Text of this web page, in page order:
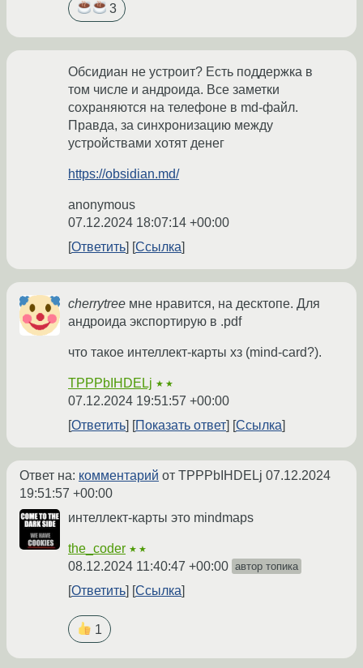
3
Обсидиан не устроит? Есть поддержка в
том числе и андроида. Все заметки
сохраняются на телефоне в md-файл.
Правда, за синхронизацию между
устройствами хотят денег
https://obsidian.md/
anonymous
07.12.2024 18:07:14 +00:00
Ответить
Ссылка
cherrytree мне нравится, на десктопе. Для
андроида экспортирую в .pdf
что такое интеллект-карты хз (mind-card?).
TPPPbIHDELj ★★
07.12.2024 19:51:57 +00:00
Ответить
Показать ответ Ссылка
Ответ на: комментарий от TPPPbIHDELj 07.12.2024
19:51:57 +00:00
интеллект-карты это mindmaps
the_coder ★★
08.12.2024 11:40:47 +00:00 автор топика
Ответить Ссылка
1